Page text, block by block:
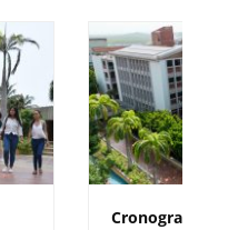
Cronograma